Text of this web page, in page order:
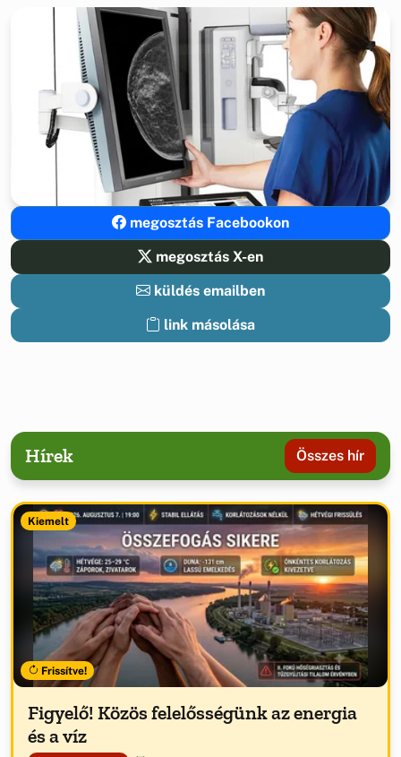
megosztás Facebookon
megosztás X-en
küldés emailben
link másolása
Hírek Összes hír
Kiemelt
Frissítve!
Figyelő! Közös felelősségünk az energia
és a víz